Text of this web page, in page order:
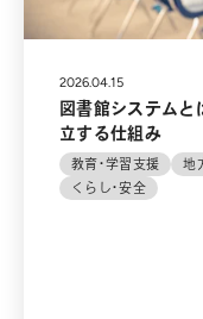
2026.04.15
図書館システムと
立する仕組み
教育・学習支援 地
くらし・安全